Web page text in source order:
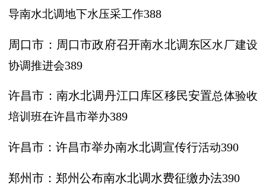
导南水北调地下水压采工作388
周口市：周口市政府召开南水北调东区水厂建设
协调推进会389
许昌市：南水北调丹江口库区移民安置总体验收
培训班在许昌市举办389
许昌市：许昌市举办南水北调宣传行活动390
郑州市：郑州公布南水北调水费征缴办法390